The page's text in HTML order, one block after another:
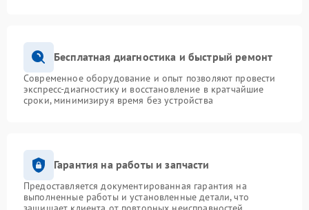
Бесплатная диагностика и быстрый ремонт
Современное оборудование и опыт позволяют провести
экспресс-диагностику и восстановление в кратчайшие
сроки, минимизируя время без устройства
Гарантия на работы и запчасти
Предоставляется документированная гарантия на
выполненные работы и установленные детали, что